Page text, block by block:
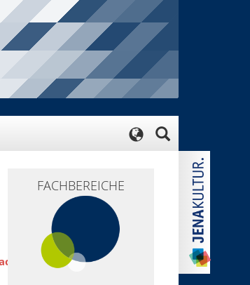
FACHBEREICHE